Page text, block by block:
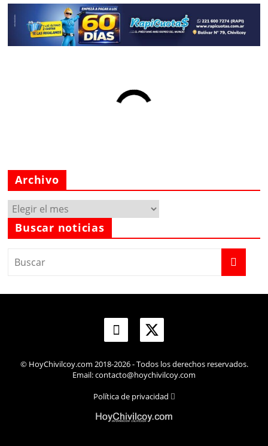
Archivo
Archivo
Buscar noticias
© HoyChivilcoy.com 2018-2026 - Todos los derechos reservados.
Email: contacto@hoychivilcoy.com
Política de privacidad